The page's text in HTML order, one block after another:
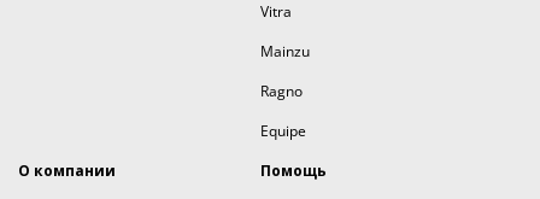
Vitra
Mainzu
Ragno
Equipe
О компании
Помощь